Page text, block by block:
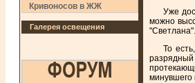
Кривоносов в ЖЖ
Галерея освещения
Уже
можно
"Светлана".
То
минувшего